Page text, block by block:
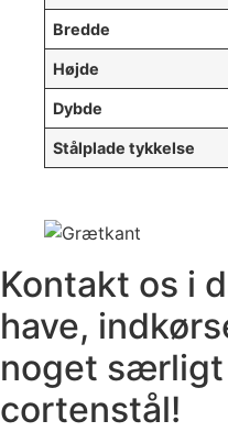
Bredde
Højde
Dybde
Stålplade tykkelse
Kontakt os i
have,
noget særligt
cortenstål!